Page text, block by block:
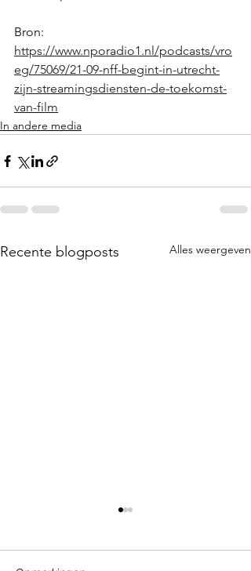
Bron:
https://www.nporadio1.nl/podcasts/vro
eg/75069/21-09-nff-begint-in-utrecht-
zijn-streamingsdiensten-de-toekomst-
van-film
In andere media
Recente blogposts Alles weergeven